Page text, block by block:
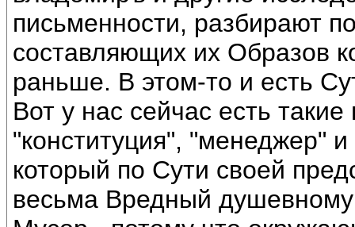
письменности, разбирают
составляющих их Образов
раньше. В этом-то и есть
Вот у нас сейчас есть
"конституция", "менеджер"
который по Сути своей
весьма Вредный